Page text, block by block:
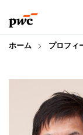
to
content
to
footer
ホーム プロフィ